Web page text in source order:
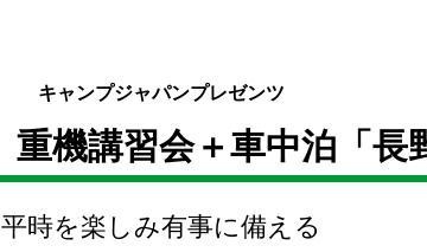
キャンプジャパンプレゼンツ
重機講習会＋車中泊「長
平時を楽しみ有事に備える